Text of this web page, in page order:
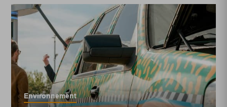
Environnement